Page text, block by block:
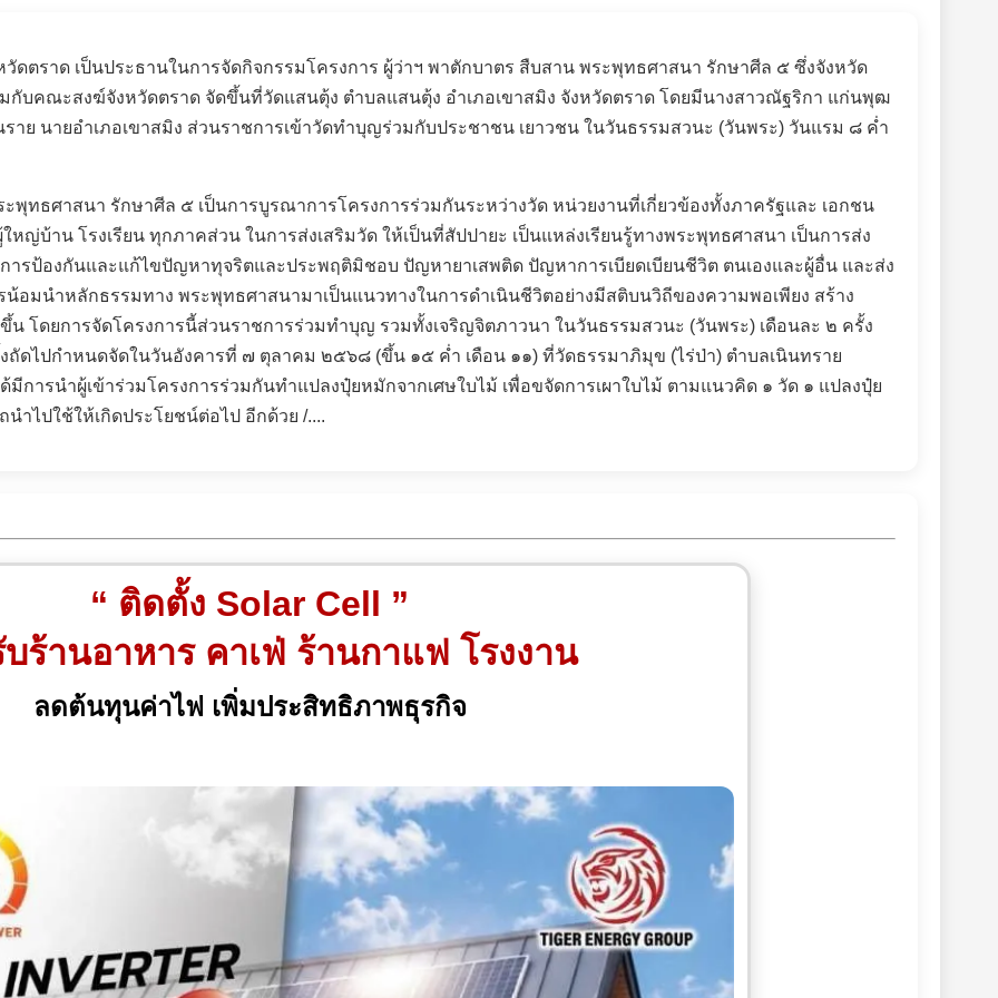
ดตราด เป็นประธานในการจัดกิจกรรมโครงการ ผู้ว่าฯ พาตักบาตร สืบสาน พระพุทธศาสนา รักษาศีล ๕ ซึ่งจังหวัด
บคณะสงฆ์จังหวัดตราด จัดขึ้นที่วัดแสนตุ้ง ตำบลแสนตุ้ง อำเภอเขาสมิง จังหวัดตราด โดยมีนางสาวณัฐริกา แก่นพุฒ
ย นายอำเภอเขาสมิง ส่วนราชการเข้าวัดทำบุญร่วมกับประชาชน เยาวชน ในวันธรรมสวนะ (วันพระ) วันแรม ๘ ค่ำ
ะพุทธศาสนา รักษาศีล ๕ เป็นการบูรณาการโครงการร่วมกันระหว่างวัด หน่วยงานที่เกี่ยวข้องทั้งภาครัฐและ เอกชน
ญ่บ้าน โรงเรียน ทุกภาคส่วน ในการส่งเสริมวัด ให้เป็นที่สัปปายะ เป็นแหล่งเรียนรู้ทางพระพุทธศาสนา เป็นการส่ง
รป้องกันและแก้ไขปัญหาทุจริตและประพฤติมิชอบ ปัญหายาเสพติด ปัญหาการเบียดเบียนชีวิต ตนเองและผู้อื่น และส่ง
น้อมนำหลักธรรมทาง พระพุทธศาสนามาเป็นแนวทางในการดำเนินชีวิตอย่างมีสติบนวิถีของความพอเพียง สร้าง
โดยการจัดโครงการนี้ส่วนราชการร่วมทำบุญ รวมทั้งเจริญจิตภาวนา ในวันธรรมสวนะ (วันพระ) เดือนละ ๒ ครั้ง
ดไปกำหนดจัดในวันอังคารที่ ๗ ตุลาคม ๒๕๖๘ (ขึ้น ๑๕ ค่ำ เดือน ๑๑) ที่วัดธรรมาภิมุข (ไร่ป่า) ตำบลเนินทราย
มีการนำผู้เข้าร่วมโครงการร่วมกันทำแปลงปุ๋ยหมักจากเศษใบไม้ เพื่อขจัดการเผาใบไม้ ตามแนวคิด ๑ วัด ๑ แปลงปุ๋ย
ไปใช้ให้เกิดประโยชน์ต่อไป อีกด้วย /....
“ ติดตั้ง Solar Cell ”
ร้านอาหาร คาเฟ่ ร้านกาแฟ โรงงาน
ลดต้นทุนค่าไฟ เพิ่มประสิทธิภาพธุรกิจ